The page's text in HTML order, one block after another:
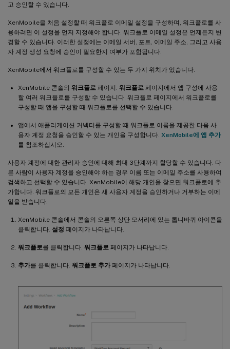
고 승인할 수 있습니다.
XenMobile을 처음 설정할 때 워크플로 이메일 설정을 구성하며, 워크플로를 사
용하려면 이 설정을 먼저 지정해야 합니다. 워크플로 이메일 설정은 언제든지 변
경할 수 있습니다. 이러한 설정에는 이메일 서버, 포트, 이메일 주소, 그리고 사용
자 계정 생성 요청에 승인이 필요한지 여부가 포함됩니다.
XenMobile에서 워크플로를 구성할 수 있는 두 가지 위치가 있습니다.
XenMobile 콘솔의 워크플로 페이지. 워크플로 페이지에서 앱 구성에 사용
할 여러 워크플로를 구성할 수 있습니다. 워크플로 페이지에서 워크플로를
구성할 때 앱을 구성할 때 워크플로를 선택할 수 있습니다.
앱에서 애플리케이션 커넥터를 구성할 때 워크플로 이름을 제공한 다음 사
용자 계정 요청을 승인할 수 있는 개인을 구성합니다. XenMobile에 앱 추가
를 참조하십시오.
사용자 계정에 대한 관리자 승인에 대해 최대 3단계까지 할당할 수 있습니다. 다
른 사람이 사용자 계정을 승인해야 하는 경우 이름 또는 이메일 주소를 사용하여
검색하고 선택할 수 있습니다. XenMobile이 해당 개인을 찾으면 워크플로에 추
가합니다. 워크플로의 모든 개인은 새 사용자 계정을 승인하거나 거부하는 이메
일을 받습니다.
XenMobile 콘솔에서 콘솔의 오른쪽 상단 모서리에 있는 톱니바퀴 아이콘을
클릭합니다. 설정 페이지가 나타납니다.
워크플로를 클릭합니다. 워크플로 페이지가 나타납니다.
추가를 클릭합니다. 워크플로 추가 페이지가 나타납니다.